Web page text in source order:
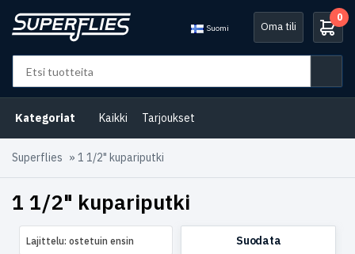
Suomi Oma tili
0
Kategoriat Kaikki Tarjoukset
Superflies » 1 1/2" kupariputki
1 1/2" kupariputki
Virtavesiemme
Lohiperhot
Tarjoukset(1)
Lajittelu: ostetuin ensin Suodata